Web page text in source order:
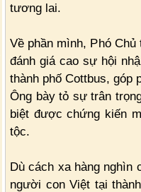
tương lai.
Về phần mình, Phó
đánh giá cao sự hội
thành phố Cottbus, góp
Ông bày tỏ sự trân
biệt được chứng kiến
tộc.
Dù cách xa hàng nghìn
người con Việt tại